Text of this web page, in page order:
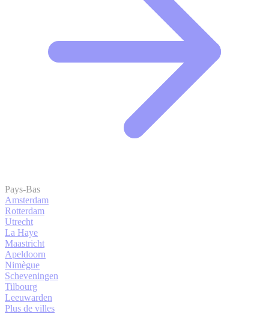
Pays-Bas
Amsterdam
Rotterdam
Utrecht
La Haye
Maastricht
Apeldoorn
Nimègue
Scheveningen
Tilbourg
Leeuwarden
Plus de villes